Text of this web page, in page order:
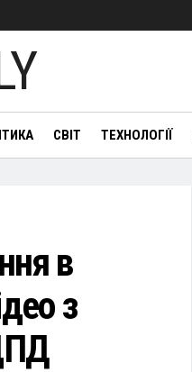
СВІТ ТЕХНОЛОГІЇ
в
з